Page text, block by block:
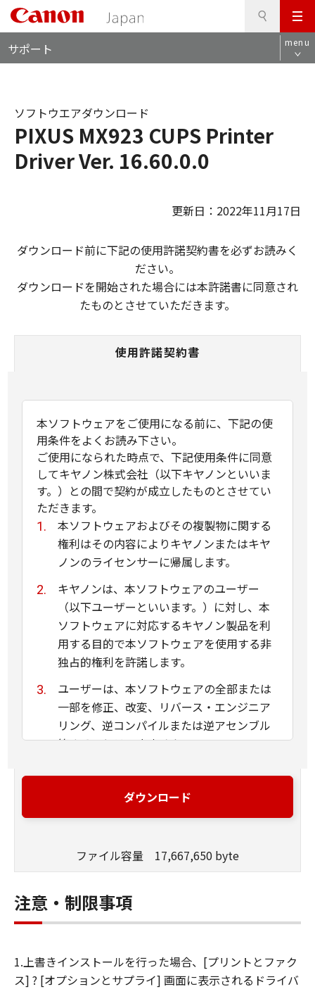
メ
ニ
ュ
サポート menu
PIXUS MX923 CUPS Printer
Driver Ver. 16.60.0.0
ソフトウエアダウンロード
更新日：2022年11月17日
ダウンロード前に下記の使用許諾契約書を必ずお読みく
ださい。
ダウンロードを開始された場合には本許諾書に同意され
たものとさせていただきます。
使用許諾契約書
本ソフトウェアをご使用になる前に、下記の使
用条件をよくお読み下さい。
ご使用になられた時点で、下記使用条件に同意
してキヤノン株式会社（以下キヤノンといいま
す。）との間で契約が成立したものとさせてい
ただきます。
本ソフトウェアおよびその複製物に関する
権利はその内容によりキヤノンまたはキヤ
ノンのライセンサーに帰属します。
キヤノンは、本ソフトウェアのユーザー
（以下ユーザーといいます。）に対し、本
ソフトウェアに対応するキヤノン製品を利
用する目的で本ソフトウェアを使用する非
独占的権利を許諾します。
ユーザーは、本ソフトウェアの全部または
一部を修正、改変、リバース・エンジニア
リング、逆コンパイルまたは逆アセンブル
等することはできません。
ン株式会社およびキヤノンのライセンサー
は、本ソフトウェアがユーザーの特定の目
がないこと、その他本ソフトウェアに関し
キヤノン、キヤノンマーケティングジャパ
ン株式会社およびキヤノンのライセンサー
連して生ずる直接的または間接的な損失、
損害等について、いかなる場合においても
ダウンロード
ファイル容量 17,667,650 byte
注意・制限事項
1.上書きインストールを行った場合、[プリントとファク
ス] ? [オプションとサプライ] 画面に表示されるドライバ